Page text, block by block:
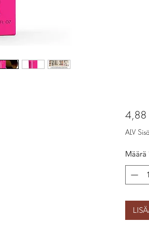
4,88
ALV
Määrä